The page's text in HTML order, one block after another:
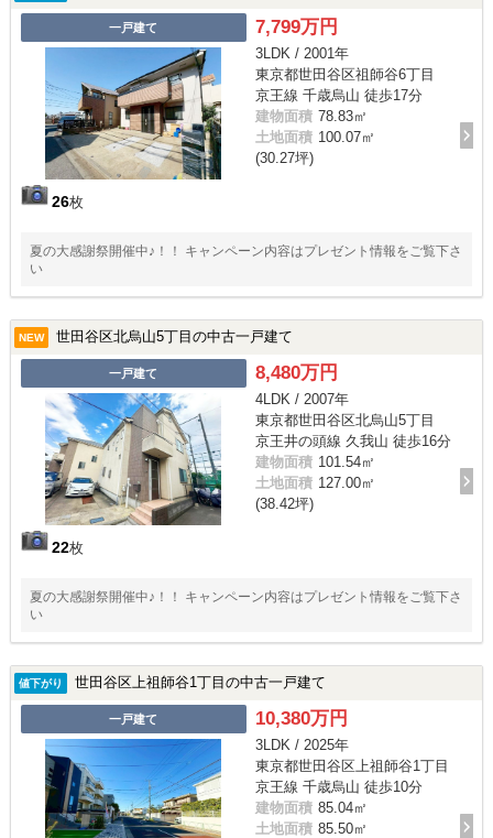
一戸建て
26枚
7,799万円
3LDK / 2001年
東京都世田谷区祖師谷6丁目
京王線 千歳烏山 徒歩17分
建物面積 78.83㎡
土地面積 100.07㎡
(30.27坪)
夏の大感謝祭開催中♪！！ キャンペーン内容はプレゼント情報をご覧下さ
い
NEW 世田谷区北烏山5丁目の中古一戸建て
一戸建て
22枚
8,480万円
4LDK / 2007年
東京都世田谷区北烏山5丁目
京王井の頭線 久我山 徒歩16分
建物面積 101.54㎡
土地面積 127.00㎡
(38.42坪)
夏の大感謝祭開催中♪！！ キャンペーン内容はプレゼント情報をご覧下さ
い
値下がり 世田谷区上祖師谷1丁目の中古一戸建て
一戸建て 10,380万円
3LDK / 2025年
東京都世田谷区上祖師谷1丁目
京王線 千歳烏山 徒歩10分
建物面積 85.04㎡
土地面積 85.50㎡